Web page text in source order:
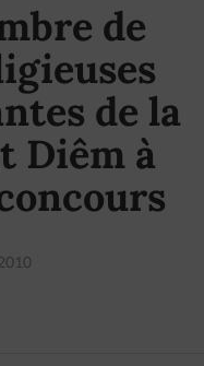
de
de la
Diêm à